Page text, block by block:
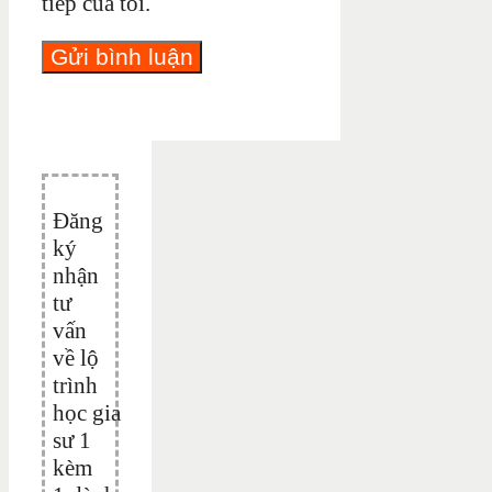
Đăng
ký
nhận
tư
vấn
về lộ
trình
học gia
sư 1
kèm